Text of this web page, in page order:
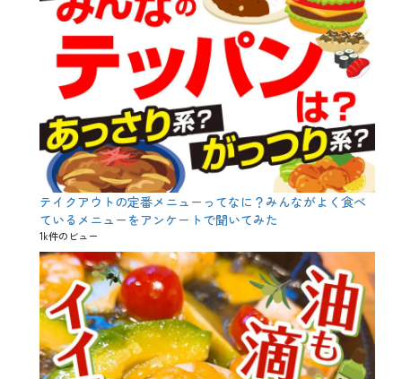
テイクアウトの定番メニューってなに？みんながよく食べ
ているメニューをアンケートで聞いてみた
1k件のビュー